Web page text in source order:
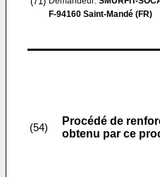
F-94160 Saint-Mandé (FR)
(54)
Procédé de
obtenu par ce